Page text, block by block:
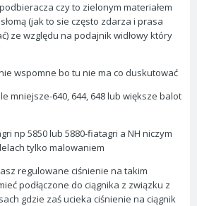
czy to zielonym materiałem
(jak to sie często zdarza i prasa
ze względu na podajnik widłowy który
wspomne bo tu nie ma co duskutować
mniejsze-640, 644, 648 lub większe balot
np 5850 lub 5880-fiatagri a NH niczym
tylko malowaniem
regulowane ciśnienie na takim
podłączone do ciągnika z związku z
gdzie zaś ucieka ciśnienie na ciągnik